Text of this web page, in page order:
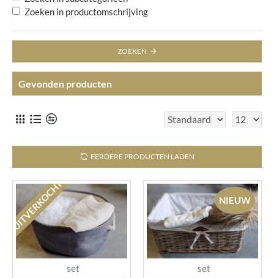
Zoeken in productomschrijving
ZOEKEN
Gevonden producten
EERDERE PRODUCTEN LADEN
UITVERKOCHT
set
NIEUW
set